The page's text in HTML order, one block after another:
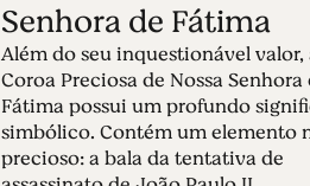
Senhora de Fátima
Além do seu inquestionável valor,
Coroa Preciosa de Nossa Senhora
Fátima possui um profundo
simbólico. Contém um elemento
precioso: a bala da tentativa de